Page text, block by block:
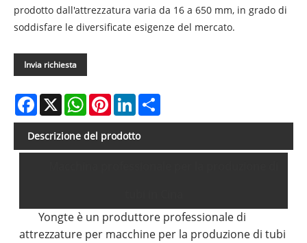
prodotto dall'attrezzatura varia da 16 a 650 mm, in grado di
soddisfare le diversificate esigenze del mercato.
Invia richiesta
Facebook
X WhatsAppPinterestLinkedIn
Descrizione del prodotto
Yongte è un produttore professionale di
attrezzature per macchine per la produzione di tubi